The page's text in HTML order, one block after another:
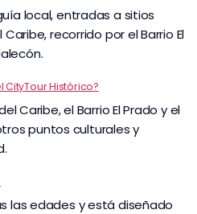
local, entradas a sitios
recorrido por el Barrio El
CityTour Histórico?
Caribe, el Barrio El Prado y el
puntos culturales y
las edades y está diseñado